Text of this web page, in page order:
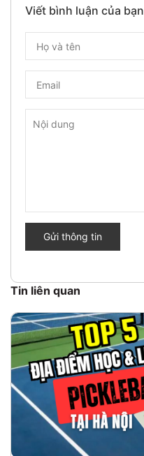
Viết bình luận của bạn
Gửi thông tin
Tin liên quan